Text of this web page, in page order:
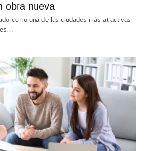
obra nueva
como una de las ciudades más atractivas